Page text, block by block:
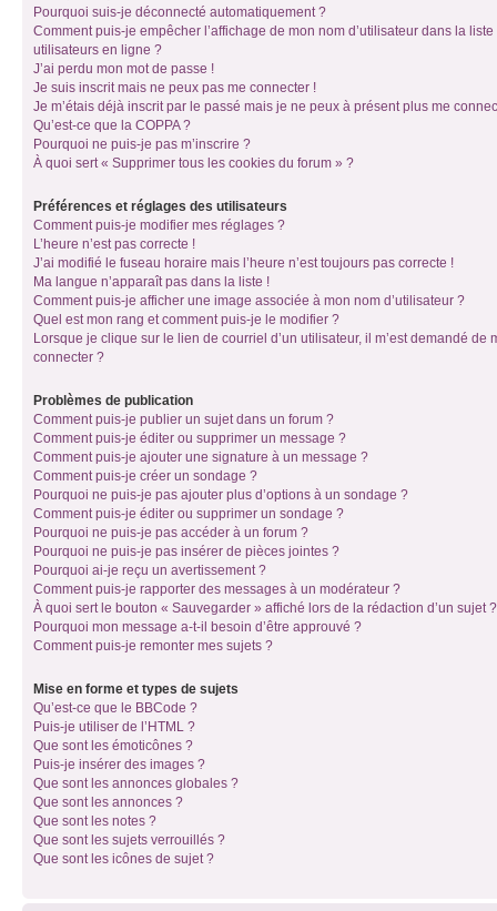
Pourquoi suis-je déconnecté automatiquement ?
Comment puis-je empêcher l’affichage de mon nom d’utilisateur dans la liste
utilisateurs en ligne ?
J’ai perdu mon mot de passe !
Je suis inscrit mais ne peux pas me connecter !
Je m’étais déjà inscrit par le passé mais je ne peux à présent plus me
Qu’est-ce que la COPPA ?
Pourquoi ne puis-je pas m’inscrire ?
À quoi sert « Supprimer tous les cookies du forum » ?
Préférences et réglages des utilisateurs
Comment puis-je modifier mes réglages ?
L’heure n’est pas correcte !
J’ai modifié le fuseau horaire mais l’heure n’est toujours pas correcte !
Ma langue n’apparaît pas dans la liste !
Comment puis-je afficher une image associée à mon nom d’utilisateur ?
Quel est mon rang et comment puis-je le modifier ?
Lorsque je clique sur le lien de courriel d’un utilisateur, il m’est demandé de
connecter ?
Problèmes de publication
Comment puis-je publier un sujet dans un forum ?
Comment puis-je éditer ou supprimer un message ?
Comment puis-je ajouter une signature à un message ?
Comment puis-je créer un sondage ?
Pourquoi ne puis-je pas ajouter plus d’options à un sondage ?
Comment puis-je éditer ou supprimer un sondage ?
Pourquoi ne puis-je pas accéder à un forum ?
Pourquoi ne puis-je pas insérer de pièces jointes ?
Pourquoi ai-je reçu un avertissement ?
Comment puis-je rapporter des messages à un modérateur ?
À quoi sert le bouton « Sauvegarder » affiché lors de la rédaction d’un sujet ?
Pourquoi mon message a-t-il besoin d’être approuvé ?
Comment puis-je remonter mes sujets ?
Mise en forme et types de sujets
Qu’est-ce que le BBCode ?
Puis-je utiliser de l’HTML ?
Que sont les émoticônes ?
Puis-je insérer des images ?
Que sont les annonces globales ?
Que sont les annonces ?
Que sont les notes ?
Que sont les sujets verrouillés ?
Que sont les icônes de sujet ?